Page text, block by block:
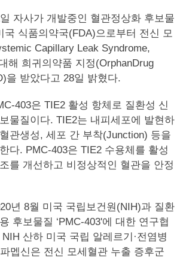
자사가 개발중인 혈관정상화 후보물
국 식품의약국(FDA)으로부터 전신 모
Capillary Leak Syndrome,
해 희귀의약품 지정(OrphanDrug
을 받았다고 28일 밝혔다.
403은 TIE2 활성 항체로 질환성 신
물질이다. TIE2는 내피세포에 발현하
관생성, 세포 간 부착(Junction) 등을
다. PMC-403은 TIE2 수용체를 활성
를 개선하고 비정상적인 혈관을 안정
년 8월 미국 국립보건원(NIH)과 질환
후보물질 ‘PMC-403'에 대한 연구협
산하 미국 국립 알레르기·전염병
멥신은 전신 모세혈관 누출 증후군